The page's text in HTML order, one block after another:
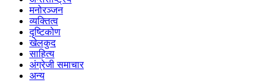
मनोरञ्जन
व्यक्तित्व
दृष्टिकोण
खेलकुद
साहित्य
अंग्रेजी समाचार
अन्य